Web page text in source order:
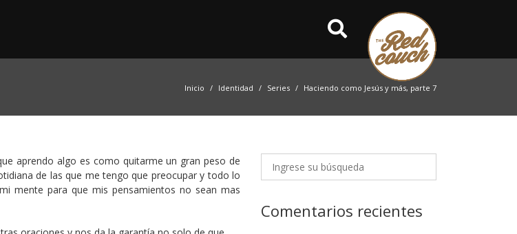
Inicio Identidad Series Haciendo como Jesús y más, parte 7
aprendo algo es como quitarme un gran peso de
de las que me tengo que preocupar y todo lo
mente para que mis pensamientos no sean mas
Comentarios recientes